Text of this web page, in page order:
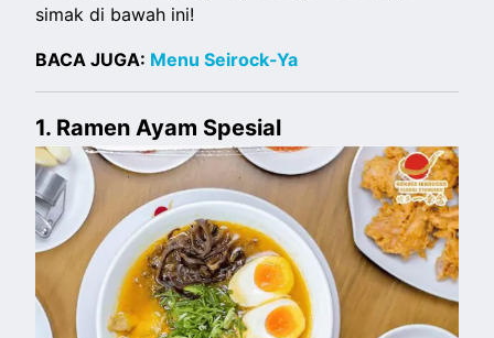
simak di bawah ini!
BACA JUGA: Menu Seirock-Ya
1. Ramen Ayam Spesial